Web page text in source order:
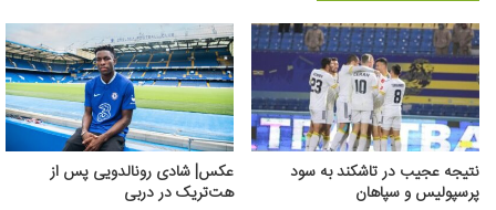
نتیجه عجیب در تاشکند به سود
پرسپولیس و سپاهان
عکس‌| شادی رونالدویی پس از
هت‌تریک در دربی